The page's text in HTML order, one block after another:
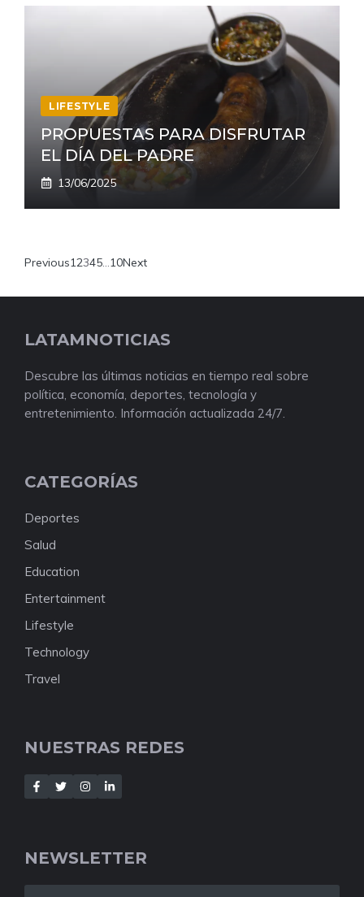
LIFESTYLE
PROPUESTAS PARA DISFRUTAR
EL DÍA DEL PADRE
13/06/2025
Previous12345…10Next
LATAMNOTICIAS
Descubre las últimas noticias en tiempo real sobre
política, economía, deportes, tecnología y
entretenimiento. Información actualizada 24/7.
CATEGORÍAS
Deportes
Salud
Education
Entertainment
Lifestyle
Technology
Travel
NUESTRAS REDES
NEWSLETTER